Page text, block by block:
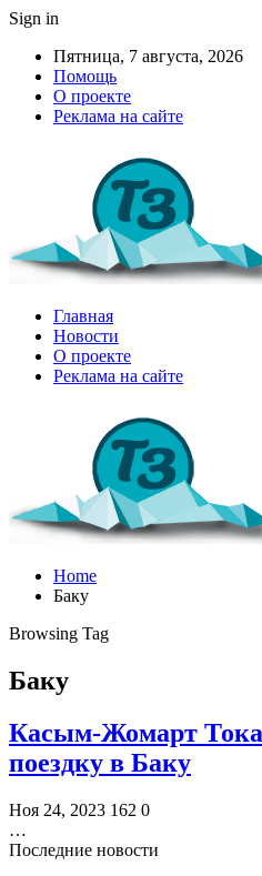
Sign in
Пятница, 7 августа, 2026
Помощь
О проекте
Реклама на сайте
Главная
Новости
О проекте
Реклама на сайте
Home
Баку
Browsing Tag
Баку
Касым-Жомарт
поездку в Баку
Ноя 24, 2023 162 0
…
Последние новости